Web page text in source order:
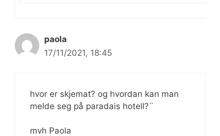
paola
17/11/2021, 18:45
hvor er skjemat? og hvordan kan man
melde seg på paradais hotell?¨
mvh Paola